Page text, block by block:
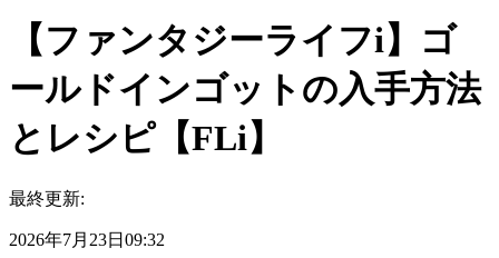
【ファンタジーライフi】ゴ
ールドインゴットの入手方法
とレシピ【FLi】
最終更新:
2026年7月23日09:32